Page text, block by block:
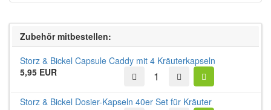
Zubehör mitbestellen:
Storz & Bickel Capsule Caddy mit 4 Kräuterkapseln
5,95 EUR
Storz & Bickel Dosier-Kapseln 40er Set für Kräuter